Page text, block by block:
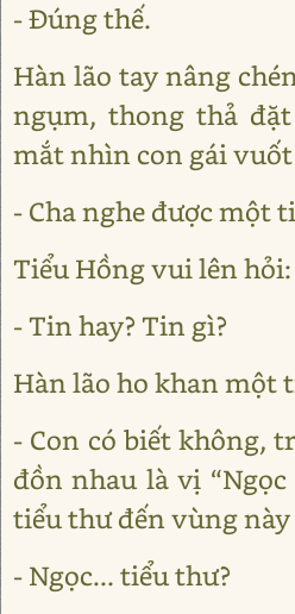
- Đúng thế.
Hàn lão tay nâng
ngụm, thong thả
mắt nhìn con gái
- Cha nghe được một
Tiểu Hồng vui lên hỏi:
- Tin hay? Tin gì?
Hàn lão ho khan một
- Con có biết không,
đồn nhau là vị “Ngọc
tiểu thư đến vùng này
- Ngọc... tiểu thư?